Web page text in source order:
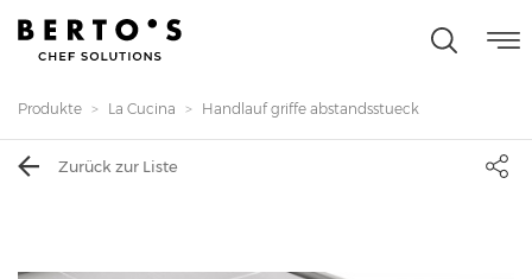
Produkte La Cucina Handlauf griffe abstandsstueck
Zurück zur Liste